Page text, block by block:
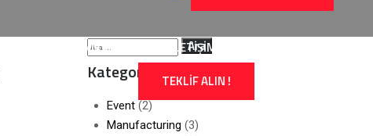
TEKLİF ALIN !
SİLİNDİR & KONİK BÜKÜM İLETİŞİM
Arama:
Kategoriler
Event(2)
Manufacturing (3)